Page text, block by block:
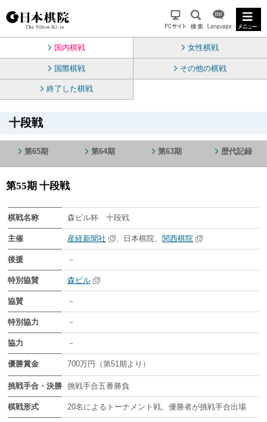
国内棋戦 女性棋戦
国際棋戦 その他の棋戦
終了した棋戦
十段戦
第65期 第64期 第63期 歴代記録
第55期 十段戦
棋戦名称 森ビル杯 十段戦
主催 産経新聞社 、日本棋院、 関西棋院
後援 －
特別協賛 森ビル
協賛 －
特別協力 －
協力 －
優勝賞金 700万円（第51期より）
挑戦手合・決勝 挑戦手合五番勝負
棋戦形式 20名によるトーナメント戦。優勝者が挑戦手合出場